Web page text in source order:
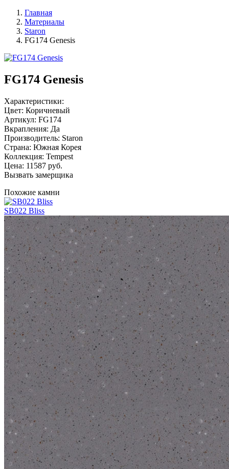
Главная
Материалы
Staron
FG174 Genesis
FG174 Genesis
Характеристики:
Цвет: Коричневый
Артикул: FG174
Вкрапления: Да
Производитель: Staron
Страна: Южная Корея
Коллекция: Tempest
Цена: 11587 руб.
Вызвать замерщика
Похожие камни
SB022 Bliss